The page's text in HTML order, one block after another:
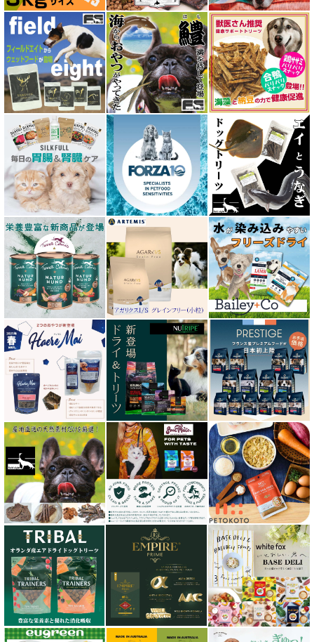
アーテミス ARTEMIS
イティ iti
ウェルネス ヘルシーバランス
ウルフブラット WOLFSBLUT
エーワン AWAN DOG FOOD
エーにゃん Anyan 猫用おやつ
エクイリブリア EQUILIBRIA
エンパイア EMPIRE
オージー ラム プラス Aussie Lamb Plus
カントリーロード Country Roads
キアオラ kiaora
キャノフィラ
グリーンフィッシュ GreenFish
ケリーアンドコー Kelly＆Co’s
サンデーペッツ Sunday Pets
サンユー研究所
シェフ SHEF
シグネチャー７（Signature7）正規輸入品
シシア Schesir
獣医さん推奨シリーズ